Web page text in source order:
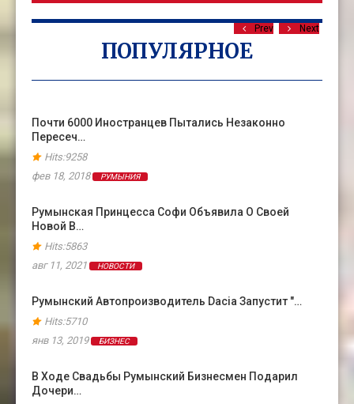
ПОПУЛЯРНОЕ
Prev Next
Почти 6000 Иностранцев Пытались Незаконно
Пересеч…
Hits:9258
фев 18, 2018
РУМЫНИЯ
Румынская Принцесса Софи Объявила О Своей
Новой В…
Hits:5863
авг 11, 2021
НОВОСТИ
Румынский Автопроизводитель Dacia Запустит "…
Hits:5710
янв 13, 2019
БИЗНЕС
В Ходе Свадьбы Румынский Бизнесмен Подарил
Дочери…